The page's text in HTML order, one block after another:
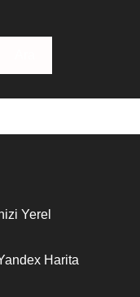
Yerel
Harita